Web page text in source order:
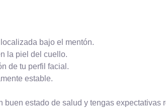
bajo el mentón.
la piel del cuello.
de tu perfil facial.
estable.
buen estado de salud y tengas expectativas